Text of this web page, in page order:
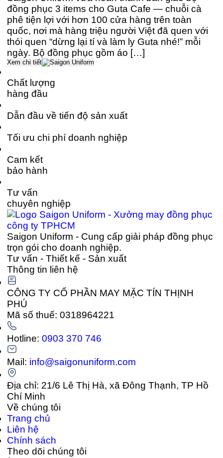
đồng phục 3 items cho Guta Cafe — chuỗi cà
phê tiện lợi với hơn 100 cửa hàng trên toàn
quốc, nơi mà hàng triệu người Việt đã quen với
thói quen “dừng lại tí và làm ly Guta nhé!” mỗi
ngày. Bộ đồng phục gồm áo […]
Xem chi tiết
Chất lượng
hàng đầu
Dẫn đầu về tiến độ sản xuất
Tối ưu chi phí doanh nghiệp
Cam kết
bảo hành
Tư vấn
chuyên nghiệp
Saigon Uniform - Cung cấp giải pháp đồng phục
trọn gói cho doanh nghiệp.
Tư vấn - Thiết kế - Sản xuất
Thông tin liên hệ
CÔNG TY CỔ PHẦN MAY MẶC TÍN THỊNH
PHÚ
Mã số thuế: 0318964221
Hotline:0903 370 746
Mail: info@saigonuniform.com
Địa chỉ: 21/6 Lê Thị Hà, xã Đông Thạnh, TP Hồ
Chí Minh
Về chúng tôi
Trang chủ
Liên hệ
Chính sách
Theo dõi chúng tôi